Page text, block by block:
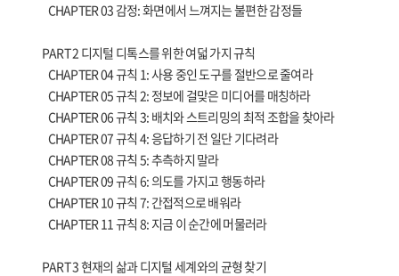
CHAPTER 03 감정: 화면에서 느껴지는 불편한 감정들
PART 2 디지털 디톡스를 위한 여덟 가지 규칙
CHAPTER 04 규칙 1: 사용 중인 도구를 절반으로 줄여라
CHAPTER 05 규칙 2: 정보에 걸맞은 미디어를 매칭하라
CHAPTER 06 규칙 3: 배치와 스트리밍의 최적 조합을 찾아라
CHAPTER 07 규칙 4: 응답하기 전 일단 기다려라
CHAPTER 08 규칙 5: 추측하지 말라
CHAPTER 09 규칙 6: 의도를 가지고 행동하라
CHAPTER 10 규칙 7: 간접적으로 배워라
CHAPTER 11 규칙 8: 지금 이 순간에 머물러라
PART 3 현재의 삶과 디지털 세계와의 균형 찾기